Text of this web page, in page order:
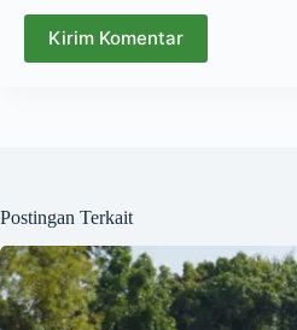
Kirim Komentar
Postingan Terkait